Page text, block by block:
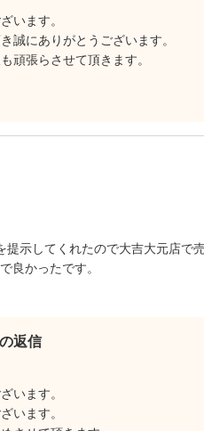
います。
誠にありがとうございます。
頑張らさせて頂きます。
示してくれたので大吉大元店で
良かったです。
返信
います。
います。